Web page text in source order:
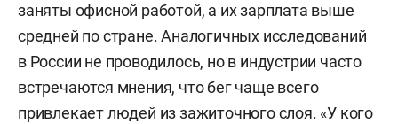
заняты офисной работой, а их зарплата выше
средней по стране. Аналогичных исследований
в России не проводилось, но в индустрии часто
встречаются мнения, что бег чаще всего
привлекает людей из зажиточного слоя. «У кого